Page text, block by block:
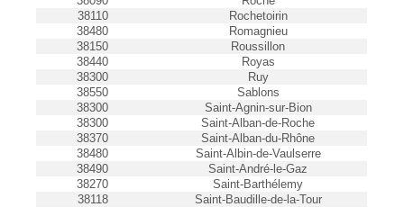
38110
Rochetoirin
38480
Romagnieu
38150
Roussillon
38440
Royas
38300
Ruy
38550
Sablons
38300
Saint-Agnin-sur-Bion
38300
Saint-Alban-de-Roche
38370
Saint-Alban-du-Rhône
38480
Saint-Albin-de-Vaulserre
38490
Saint-André-le-Gaz
38270
Saint-Barthélemy
38118
Saint-Baudille-de-la-Tour